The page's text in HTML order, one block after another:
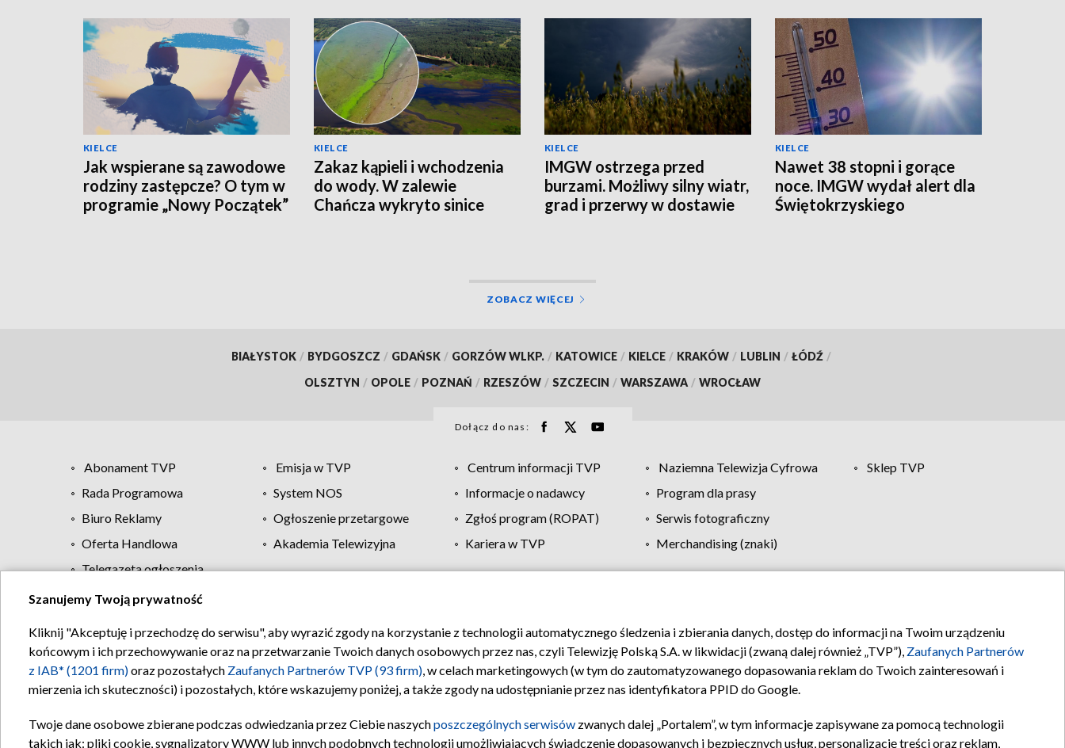
KIELCE
Jak wspierane są zawodowe
rodziny zastępcze? O tym w
programie „Nowy Początek”
KIELCE
Zakaz kąpieli i wchodzenia
do wody. W zalewie
Chańcza wykryto sinice
KIELCE
IMGW ostrzega przed
burzami. Możliwy silny wiatr,
grad i przerwy w dostawie
KIELCE
Nawet 38 stopni i gorące
noce. IMGW wydał alert dla
Świętokrzyskiego
ZOBACZ WIĘCEJ
BIAŁYSTOK / BYDGOSZCZ / GDAŃSK / GORZÓW WLKP. / KATOWICE / KIELCE / KRAKÓW / LUBLIN / ŁÓDŹ /
OLSZTYN / OPOLE / POZNAŃ / RZESZÓW / SZCZECIN / WARSZAWA / WROCŁAW
Dołącz do nas:
Abonament TVP Emisja w TVP Centrum informacji TVP Naziemna Telewizja Cyfrowa
Sklep TVP
Rada Programowa
System NOS Informacje o nadawcy
Program dla prasy
Biuro Reklamy
Ogłoszenie przetargowe Zgłoś program (ROPAT)
Serwis fotograficzny
Oferta Handlowa
Akademia Telewizyjna Kariera w TVP
Merchandising (znaki)
Telegazeta ogłoszenia
Regulamin TVP Polityka prywatności Moje zgody Pomoc Biuro reklamy Kontakt
Szanujemy Twoją prywatność
Kliknij "Akceptuję i przechodzę do serwisu", aby wyrazić zgody na korzystanie z technologii automatycznego śledzenia i zbierania danych, dostęp do informacji na Twoim urządzeniu
końcowym i ich przechowywanie oraz na przetwarzanie Twoich danych osobowych przez nas, czyli Telewizję Polską S.A. w likwidacji (zwaną dalej również „TVP”), Zaufanych Partnerów
z IAB* (1201 firm)oraz pozostałych Zaufanych Partnerów TVP (93 firm), w celach marketingowych (w tym do zautomatyzowanego dopasowania reklam do Twoich zainteresowań i
mierzenia ich skuteczności) i pozostałych, które wskazujemy poniżej, a także zgody na udostępnianie przez nas identyfikatora PPID do Google.
Twoje dane osobowe zbierane podczas odwiedzania przez Ciebie naszychposzczególnych serwisów zwanych dalej „Portalem”, w tym informacje zapisywane za pomocą technologii
takich jak: pliki cookie, sygnalizatory WWW lub innych podobnych technologii umożliwiających świadczenie dopasowanych i bezpiecznych usług, personalizację treści oraz reklam,